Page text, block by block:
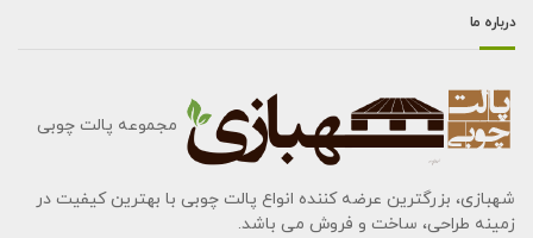
درباره ما
مجموعه پالت چوبی
شهبازی، بزرگترین عرضه کننده انواع پالت چوبی با بهترین کیفیت در
زمینه طراحی، ساخت و فروش می باشد.